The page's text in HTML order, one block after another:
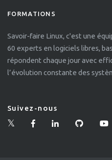
FORMATIONS
Savoir-faire Linux, c'est une
60 experts en logiciels libres,
répondent chaque jour avec
l’évolution constante des
Suivez-nous